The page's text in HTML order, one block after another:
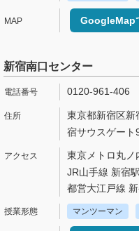
GoogleMap
新宿南口センター
0120-961-406
東京都新宿区
宿サウスゲート
東京メトロ丸ノ
JR山手線 新宿
都営大江戸線
マンツーマン